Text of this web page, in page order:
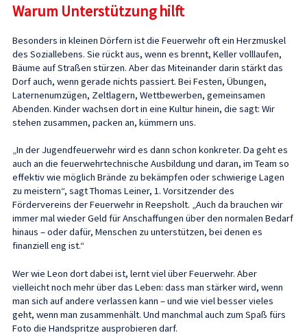
Warum Unterstützung hilft
Besonders in kleinen Dörfern ist die Feuerwehr oft ein Herzmuskel
des Soziallebens. Sie rückt aus, wenn es brennt, Keller volllaufen,
Bäume auf Straßen stürzen. Aber das Miteinander darin stärkt das
Dorf auch, wenn gerade nichts passiert. Bei Festen, Übungen,
Laternenumzügen, Zeltlagern, Wettbewerben, gemeinsamen
Abenden. Kinder wachsen dort in eine Kultur hinein, die sagt: Wir
stehen zusammen, packen an, kümmern uns.
„In der Jugendfeuerwehr wird es dann schon konkreter. Da geht es
auch an die feuerwehrtechnische Ausbildung und daran, im Team so
effektiv wie möglich Brände zu bekämpfen oder schwierige Lagen
zu meistern“, sagt Thomas Leiner, 1. Vorsitzender des
Fördervereins der Feuerwehr in Reepsholt. „Auch da brauchen wir
immer mal wieder Geld für Anschaffungen über den normalen Bedarf
hinaus – oder dafür, Menschen zu unterstützen, bei denen es
finanziell eng ist.“
Wer wie Leon dort dabei ist, lernt viel über Feuerwehr. Aber
vielleicht noch mehr über das Leben: dass man stärker wird, wenn
man sich auf andere verlassen kann – und wie viel besser vieles
geht, wenn man zusammenhält. Und manchmal auch zum Spaß fürs
Foto die Handspritze ausprobieren darf.